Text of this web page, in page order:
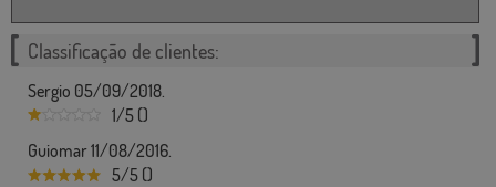
Classificação de clientes:
Sergio 05/09/2018.
1/5 ()
Guiomar 11/08/2016.
5/5 ()